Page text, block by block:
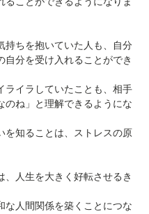
持ちを抱いていた人も、自分
分を受け入れることができ
ライラしていたことも、相手
のね」と理解できるようにな
を知ることは、ストレスの原
、人生を大きく好転させるき
な人間関係を築くことにつな